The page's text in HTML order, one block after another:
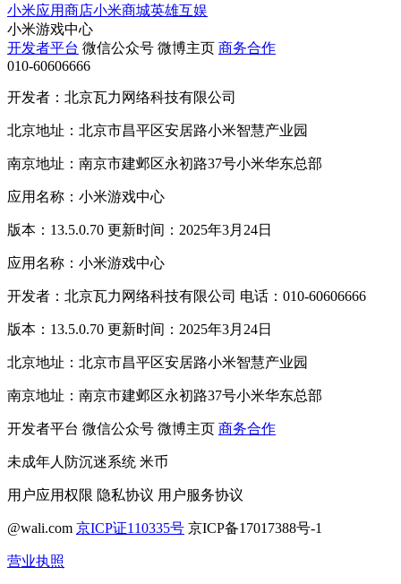
小米应用商店小米商城英雄互娱
小米游戏中心
开发者平台 微信公众号 微博主页 商务合作
010-60606666
开发者：北京瓦力网络科技有限公司
北京地址：北京市昌平区安居路小米智慧产业园
南京地址：南京市建邺区永初路37号小米华东总部
应用名称：小米游戏中心
版本：13.5.0.70 更新时间：2025年3月24日
应用名称：小米游戏中心
开发者：北京瓦力网络科技有限公司 电话：010-60606666
版本：13.5.0.70 更新时间：2025年3月24日
北京地址：北京市昌平区安居路小米智慧产业园
南京地址：南京市建邺区永初路37号小米华东总部
开发者平台 微信公众号 微博主页 商务合作
未成年人防沉迷系统 米币
用户应用权限 隐私协议 用户服务协议
@wali.com 京ICP证110335号 京ICP备17017388号-1
营业执照